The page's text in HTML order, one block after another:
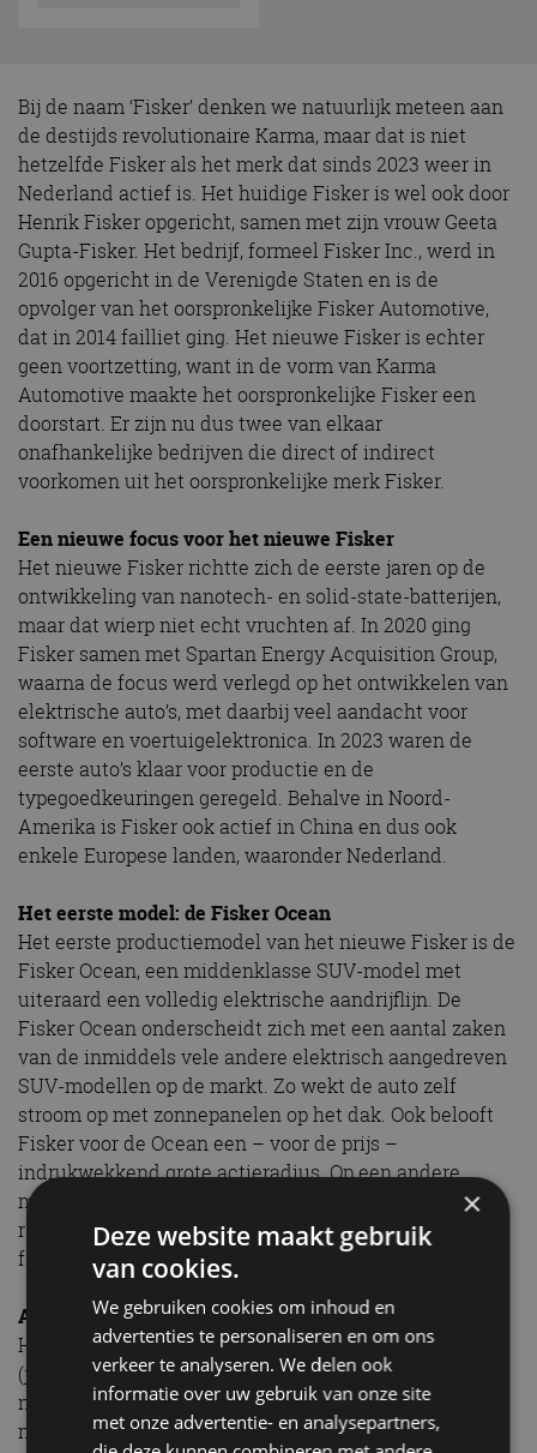
Bij de naam ‘Fisker’ denken we natuurlijk meteen aan
de destijds revolutionaire Karma, maar dat is niet
hetzelfde Fisker als het merk dat sinds 2023 weer in
Nederland actief is. Het huidige Fisker is wel ook door
Henrik Fisker opgericht, samen met zijn vrouw Geeta
Gupta-Fisker. Het bedrijf, formeel Fisker Inc., werd in
2016 opgericht in de Verenigde Staten en is de
opvolger van het oorspronkelijke Fisker Automotive,
dat in 2014 failliet ging. Het nieuwe Fisker is echter
geen voortzetting, want in de vorm van Karma
Automotive maakte het oorspronkelijke Fisker een
doorstart. Er zijn nu dus twee van elkaar
onafhankelijke bedrijven die direct of indirect
voorkomen uit het oorspronkelijke merk Fisker.
Een nieuwe focus voor het nieuwe Fisker
Het nieuwe Fisker richtte zich de eerste jaren op de
ontwikkeling van nanotech- en solid-state-batterijen,
maar dat wierp niet echt vruchten af. In 2020 ging
Fisker samen met Spartan Energy Acquisition Group,
waarna de focus werd verlegd op het ontwikkelen van
elektrische auto’s, met daarbij veel aandacht voor
software en voertuigelektronica. In 2023 waren de
eerste auto’s klaar voor productie en de
typegoedkeuringen geregeld. Behalve in Noord-
Amerika is Fisker ook actief in China en dus ook
enkele Europese landen, waaronder Nederland.
Het eerste model: de Fisker Ocean
Het eerste productiemodel van het nieuwe Fisker is de
Fisker Ocean, een middenklasse SUV-model met
uiteraard een volledig elektrische aandrijflijn. De
Fisker Ocean onderscheidt zich met een aantal zaken
van de inmiddels vele andere elektrisch aangedreven
SUV-modellen op de markt. Zo wekt de auto zelf
stroom op met zonnepanelen op het dak. Ook belooft
Fisker voor de Ocean een – voor de prijs –
indrukwekkend grote actieradius. Op een andere
manier opvallend is California Mode, waarbij alle
ramen behalve de voorruit openen voor extra veel
frisse lucht in het interieur.
Andere Fisker-modellen
Hoewel de Fisker Ocean op moment van schrijven
(januari 2024) het enige productiemodel is van het
nieuwe Fisker, wordt hard gewerkt aan meer nieuwe
modellen. De meeste daarvan zijn zelfs al bijna
×
Deze website maakt gebruik
van cookies.
We gebruiken cookies om inhoud en
advertenties te personaliseren en om ons
verkeer te analyseren. We delen ook
informatie over uw gebruik van onze site
met onze advertentie- en analysepartners,